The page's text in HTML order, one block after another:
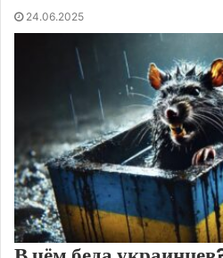
24.06.2025